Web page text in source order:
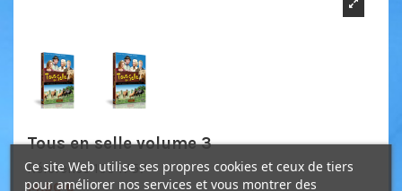
Tous en selle volume 3
Référence 1004757
14,90 €
Ce site Web utilise ses propres cookies et ceux de tiers
pour améliorer nos services et vous montrer des